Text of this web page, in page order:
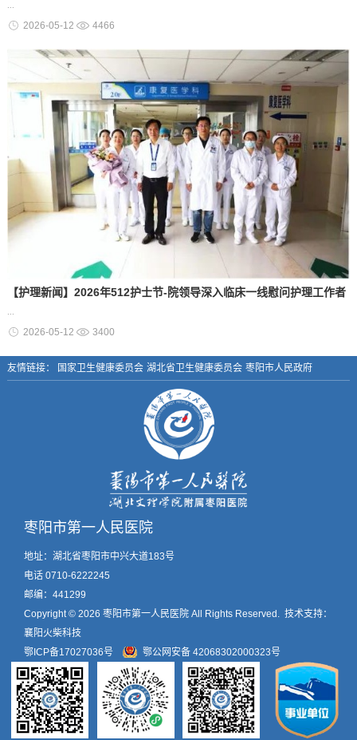
...
2026-05-12 4466
【护理新闻】2026年512护士节-院领导深入临床一线慰问护理工作者
2026-05-12 3400
友情链接： 国家卫生健康委员会 湖北省卫生健康委员会 枣阳市人民政府
枣阳市第一人民医院
地址：湖北省枣阳市中兴大道183号
电话 0710-6222245
邮编：441299
Copyright © 2026枣阳市第一人民医院 All Rights Reserved. 技术支持：
襄阳火柴科技
鄂ICP备17027036号
鄂公网安备 42068302000323号